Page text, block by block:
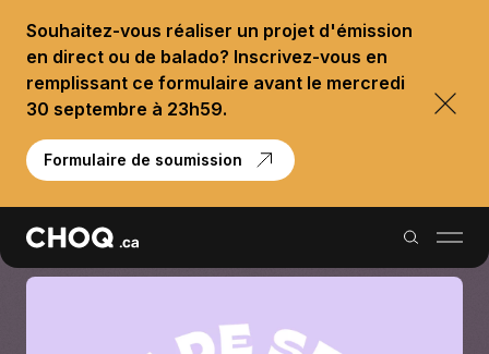
Souhaitez-vous réaliser un projet d'émission
en direct ou de balado? Inscrivez-vous en
remplissant ce formulaire avant le mercredi
30 septembre à 23h59.
Formulaire de soumission
Balados